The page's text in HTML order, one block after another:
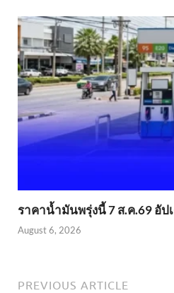
ราคาน้ำมันพรุ่งนี้ 7 ส.ค.69 อั
August 6, 2026
PREVIOUS ARTICLE